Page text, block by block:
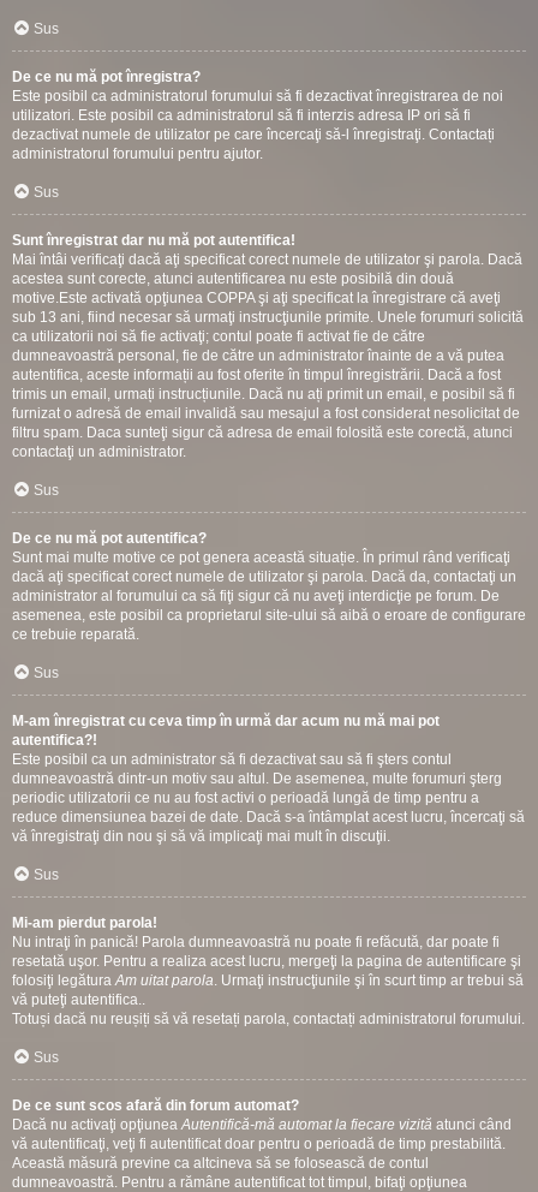
Sus
De ce nu mă pot înregistra?
Este posibil ca administratorul forumului să fi dezactivat înregistrarea de noi
utilizatori. Este posibil ca administratorul să fi interzis adresa IP ori să fi
dezactivat numele de utilizator pe care încercaţi să-l înregistraţi. Contactați
administratorul forumului pentru ajutor.
Sus
Sunt înregistrat dar nu mă pot autentifica!
Mai întâi verificaţi dacă aţi specificat corect numele de utilizator şi parola. Dacă
acestea sunt corecte, atunci autentificarea nu este posibilă din două
motive.Este activată opţiunea COPPA şi aţi specificat la înregistrare că aveţi
sub 13 ani, fiind necesar să urmaţi instrucţiunile primite. Unele forumuri solicită
ca utilizatorii noi să fie activaţi; contul poate fi activat fie de către
dumneavoastră personal, fie de către un administrator înainte de a vă putea
autentifica, aceste informații au fost oferite în timpul înregistrării. Dacă a fost
trimis un email, urmați instrucțiunile. Dacă nu ați primit un email, e posibil să fi
furnizat o adresă de email invalidă sau mesajul a fost considerat nesolicitat de
filtru spam. Daca sunteţi sigur că adresa de email folosită este corectă, atunci
contactaţi un administrator.
Sus
De ce nu mă pot autentifica?
Sunt mai multe motive ce pot genera această situație. În primul rând verificaţi
dacă aţi specificat corect numele de utilizator şi parola. Dacă da, contactaţi un
administrator al forumului ca să fiţi sigur că nu aveţi interdicţie pe forum. De
asemenea, este posibil ca proprietarul site-ului să aibă o eroare de configurare
ce trebuie reparată.
Sus
M-am înregistrat cu ceva timp în urmă dar acum nu mă mai pot
autentifica?!
Este posibil ca un administrator să fi dezactivat sau să fi şters contul
dumneavoastră dintr-un motiv sau altul. De asemenea, multe forumuri şterg
periodic utilizatorii ce nu au fost activi o perioadă lungă de timp pentru a
reduce dimensiunea bazei de date. Dacă s-a întâmplat acest lucru, încercaţi să
vă înregistraţi din nou şi să vă implicaţi mai mult în discuţii.
Sus
Mi-am pierdut parola!
Nu intraţi în panică! Parola dumneavoastră nu poate fi refăcută, dar poate fi
resetată uşor. Pentru a realiza acest lucru, mergeţi la pagina de autentificare şi
folosiţi legăturaAm uitat parola. Urmaţi instrucţiunile şi în scurt timp ar trebui să
vă puteţi autentifica..
Totuși dacă nu reușiți să vă resetați parola, contactați administratorul forumului.
Sus
De ce sunt scos afară din forum automat?
Dacă nu activaţi opţiuneaAutentifică-mă automat la fiecare vizită atunci când
vă autentificaţi, veţi fi autentificat doar pentru o perioadă de timp prestabilită.
Această măsură previne ca altcineva să se folosească de contul
dumneavoastră. Pentru a rămâne autentificat tot timpul, bifaţi opţiunea